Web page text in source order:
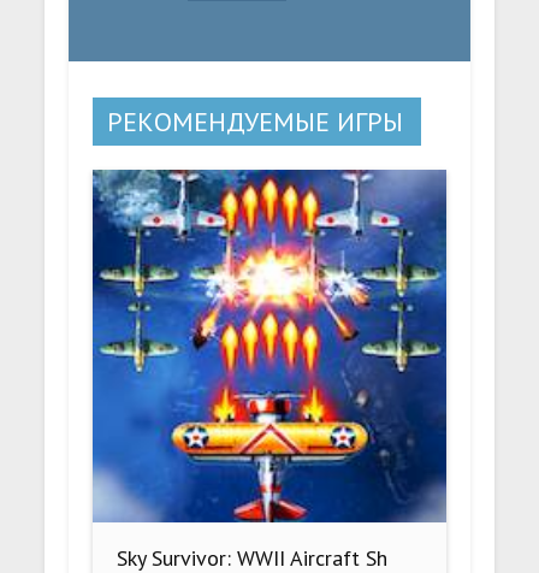
РЕКОМЕНДУЕМЫЕ ИГРЫ
Sky Survivor: WWII Aircraft Sh